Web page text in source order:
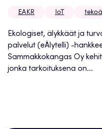
EAKR IoT
Ekologiset, älykkäät ja
palvelut (eÄlytelli) -
Sammakkokangas Oy
jonka tarkoituksena on...